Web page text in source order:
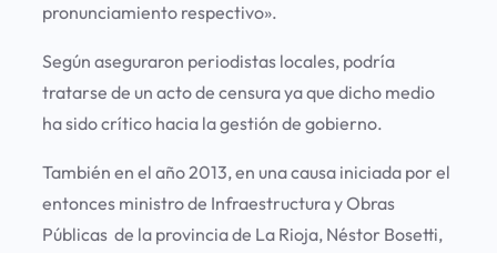
pronunciamiento respectivo».
Según aseguraron periodistas locales, podría
tratarse de un acto de censura ya que dicho medio
ha sido crítico hacia la gestión de gobierno.
También en el año 2013, en una causa iniciada por el
entonces ministro de Infraestructura y Obras
Públicas de la provincia de La Rioja, Néstor Bosetti,